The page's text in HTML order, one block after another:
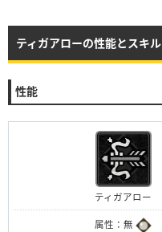
ティガアローの性能とスキル
性能
ティガアロー
属性：無